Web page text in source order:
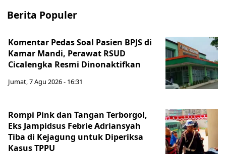
Berita Populer
Komentar Pedas Soal Pasien BPJS di
Kamar Mandi, Perawat RSUD
Cicalengka Resmi Dinonaktifkan
Jumat, 7 Agu 2026 - 16:31
Rompi Pink dan Tangan Terborgol,
Eks Jampidsus Febrie Adriansyah
Tiba di Kejagung untuk Diperiksa
Kasus TPPU